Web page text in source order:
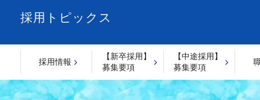
採用トピックス
採用情報
【新卒採用】
募集要項
【中途採用】
募集要項